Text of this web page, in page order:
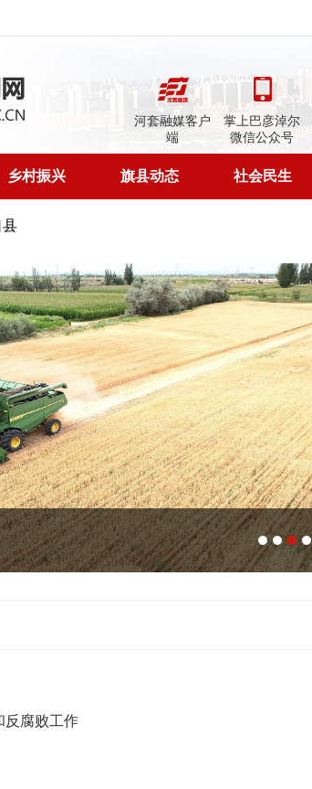
河套融媒客户
端
掌上巴彦淖尔
微信公众号
乡村振兴 旗县动态 社会民生
县
反腐败工作